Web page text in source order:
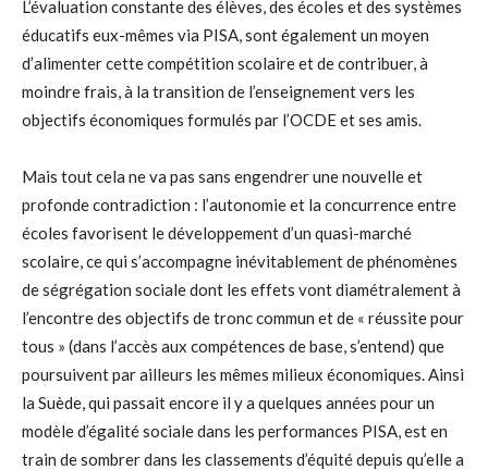
L’évaluation constante des élèves, des écoles et des systèmes
éducatifs eux-mêmes via PISA, sont également un moyen
d’alimenter cette compétition scolaire et de contribuer, à
moindre frais, à la transition de l’enseignement vers les
objectifs économiques formulés par l’OCDE et ses amis.
Mais tout cela ne va pas sans engendrer une nouvelle et
profonde contradiction : l’autonomie et la concurrence entre
écoles favorisent le développement d’un quasi-marché
scolaire, ce qui s’accompagne inévitablement de phénomènes
de ségrégation sociale dont les effets vont diamétralement à
l’encontre des objectifs de tronc commun et de « réussite pour
tous » (dans l’accès aux compétences de base, s’entend) que
poursuivent par ailleurs les mêmes milieux économiques. Ainsi
la Suède, qui passait encore il y a quelques années pour un
modèle d’égalité sociale dans les performances PISA, est en
train de sombrer dans les classements d’équité depuis qu’elle a